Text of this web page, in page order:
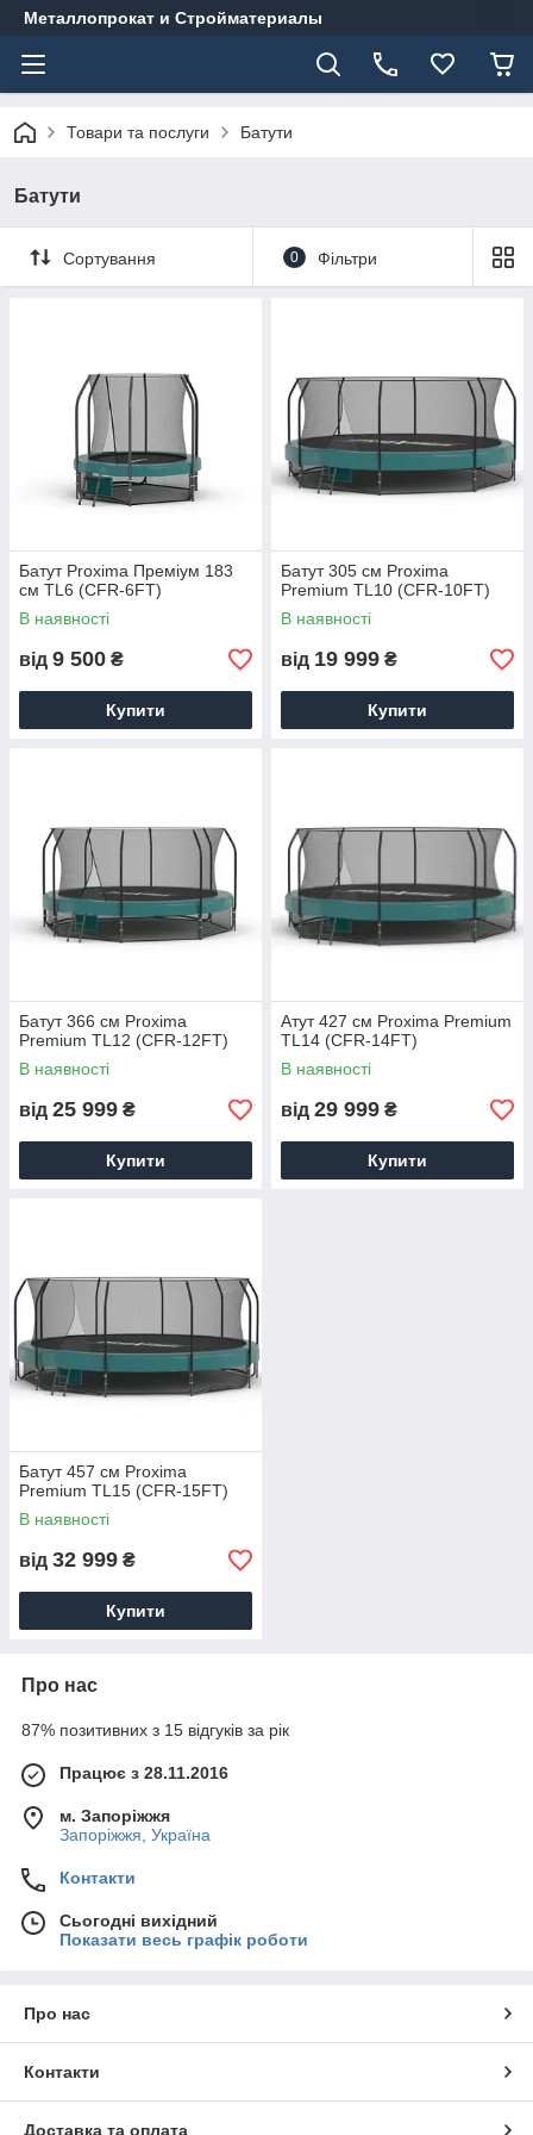
Металлопрокат и Стройматериалы
Товари та послуги Батути
Батути
Сортування 0 Фільтри
Батут Proxima Преміум 183
см TL6 (CFR-6FT)
В наявності
від 9 500 ₴
Купити
Батут 305 см Proxima
Premium TL10 (CFR-10FT)
В наявності
від 19 999 ₴
Купити
Батут 366 см Proxima
Premium TL12 (CFR-12FT)
В наявності
від 25 999 ₴
Купити
Атут 427 см Proxima Premium
TL14 (CFR-14FT)
В наявності
від 29 999 ₴
Купити
Батут 457 см Proxima
Premium TL15 (CFR-15FT)
В наявності
від 32 999 ₴
Купити
Про нас
87% позитивних з 15 відгуків за рік
Працює з 28.11.2016
м. Запоріжжя
Запоріжжя, Україна
Контакти
Сьогодні вихідний
Показати весь графік роботи
Про нас
Контакти
Доставка та оплата